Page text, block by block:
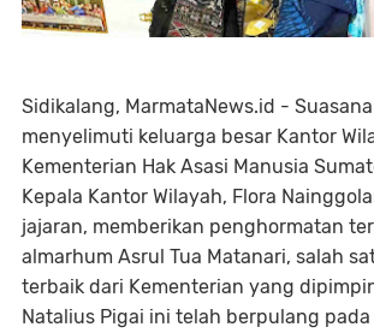
Sidikalang, MarmataNews.id -
menyelimuti keluarga besar Kantor
Kementerian Hak Asasi Manusia
Kepala Kantor Wilayah, Flora
jajaran, memberikan penghormatan
almarhum Asrul Tua Matanari, salah
terbaik dari Kementerian yang
Natalius Pigai ini telah berpulang pada